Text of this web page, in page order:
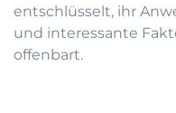
entschlüsselt, ihr
und interessante
offenbart.